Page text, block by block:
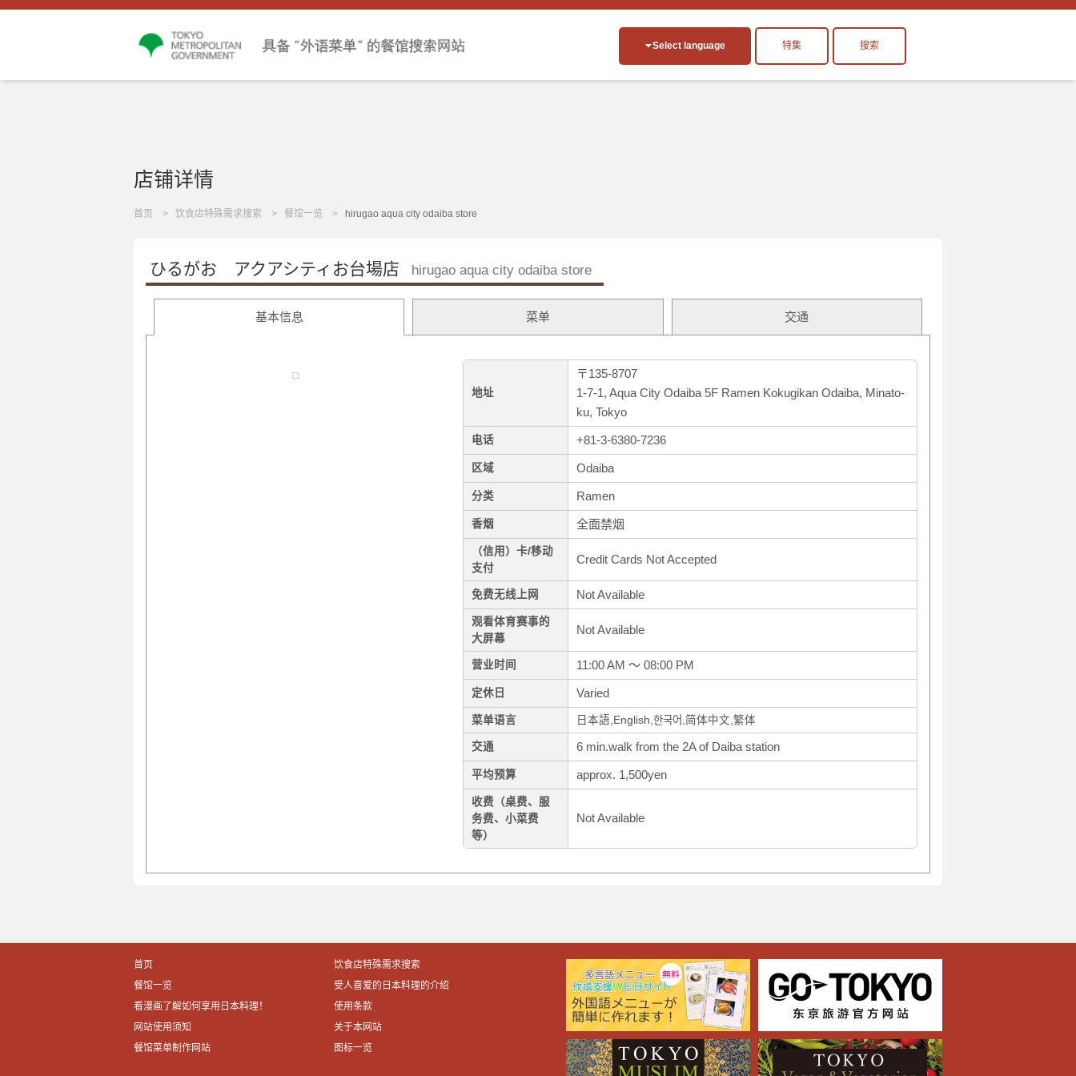
Select language 特集 搜索
店铺详情
首页 饮食店特殊需求搜索 餐馆一览 hirugao aqua city odaiba store
ひるがお アクアシティお台場店 hirugao aqua city odaiba store
基本信息 菜单 交通
地址
〒135-8707
1-7-1, Aqua City Odaiba 5F Ramen Kokugikan Odaiba, Minato-
ku, Tokyo
电话 +81-3-6380-7236
区域 Odaiba
分类 Ramen
香烟 全面禁烟
（信用）卡/移动
支付
Credit Cards Not Accepted
免费无线上网 Not Available
观看体育赛事的
大屏幕
Not Available
营业时间 11:00 AM ～ 08:00 PM
定休日 Varied
菜单语言 日本語,English,한국어,简体中文,繁体
交通 6 min.walk from the 2A of Daiba station
平均预算 approx. 1,500yen
收费（桌费、服
务费、小菜费
等）
Not Available
首页
饮食店特殊需求搜索
餐馆一览
受人喜爱的日本料理的介绍
看漫画了解如何享用日本料理！
使用条款
网站使用须知
关于本网站
餐馆菜单制作网站
图标一览